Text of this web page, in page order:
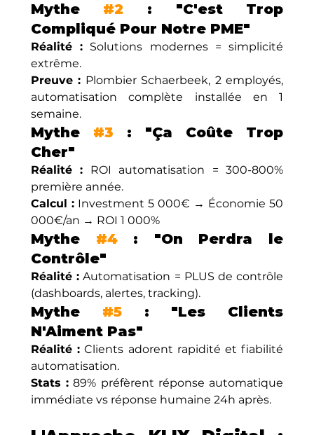
Mythe #2 : "C'est Trop
Compliqué Pour Notre PME"
Réalité : Solutions modernes = simplicité
extrême.
Preuve : Plombier Schaerbeek, 2 employés,
automatisation complète installée en 1
semaine.
Mythe #3 : "Ça Coûte Trop
Cher"
Réalité : ROI automatisation = 300-800%
première année.
Calcul : Investment 5 000€ → Économie 50
000€/an → ROI 1 000%
Mythe #4 : "On Perdra le
Contrôle"
Réalité : Automatisation = PLUS de contrôle
(dashboards, alertes, tracking).
Mythe #5 : "Les Clients
N'Aiment Pas"
Réalité : Clients adorent rapidité et fiabilité
automatisation.
Stats : 89% préfèrent réponse automatique
immédiate vs réponse humaine 24h après.